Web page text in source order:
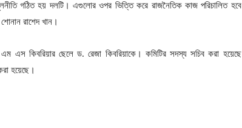
গঠিত হয় দলটি। এগুলোর ওপর ভিত্তি করে রাজনৈতিক কাজ পরিচালিত হবে
রাশেদ খান।
এস কিবরিয়ার ছেলে ড. রেজা কিবরিয়াকে। কমিটির সদস্য সচিব করা হয়েছে
হয়েছে।